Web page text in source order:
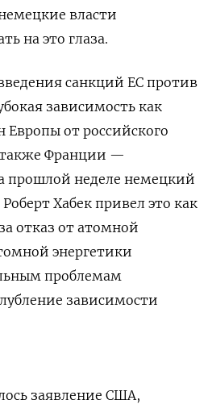
власти
на это глаза.
санкций ЕС против
зависимость как
от российского
также Франции —
прошлой неделе немецкий
Хабек привел это как
отказ от атомной
энергетики
проблемам
зависимости
заявление США,